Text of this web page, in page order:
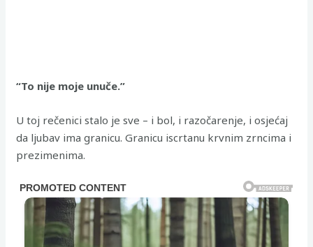
“To nije moje unuče.”
U toj rečenici stalo je sve – i bol, i razočarenje, i osjećaj
da ljubav ima granicu. Granicu iscrtanu krvnim zrncima i
prezimenima.